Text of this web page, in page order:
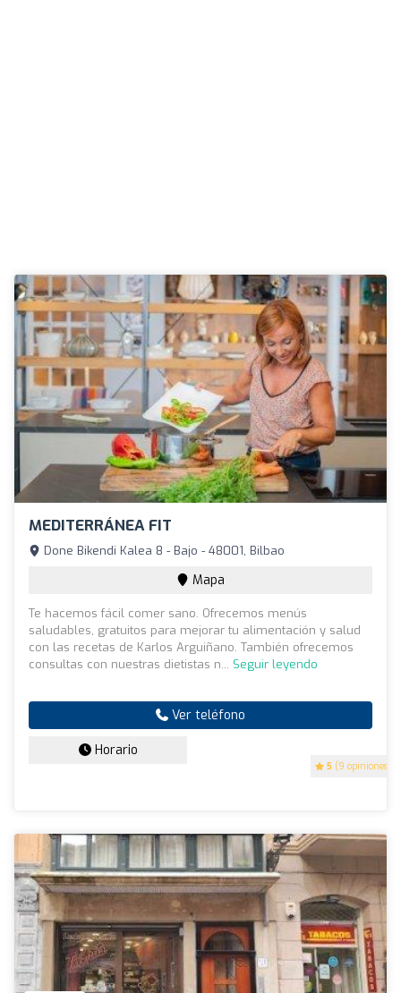
MEDITERRÁNEA FIT
5 (9 opiniones)
Done Bikendi Kalea 8 - Bajo - 48001, Bilbao
Mapa
Te hacemos fácil comer sano. Ofrecemos menús
saludables, gratuitos para mejorar tu alimentación y salud
con las recetas de Karlos Arguiñano. También ofrecemos
consultas con nuestras dietistas n... Seguir leyendo
Ver teléfono
Horario